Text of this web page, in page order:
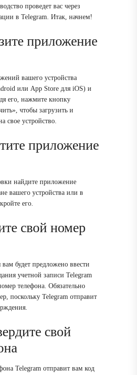
проведет вас через
в Telegram. Итак, начнем!
приложение
вашего устройства
или App Store для iOS) и
его, нажмите кнопку
чтобы загрузить и
свое устройство.
приложение
найдите приложение
вашего устройства или в
его.
свой номер
будет предложено ввести
учетной записи Telegram
телефона. Обязательно
поскольку Telegram отправит
свой
Telegram отправит вам код